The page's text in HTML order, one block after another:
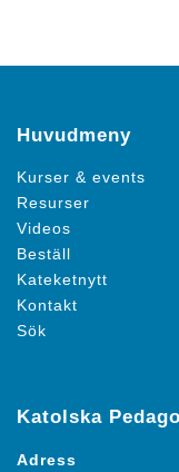
Huvudmeny
Kurser & events
Resurser
Videos
Beställ
Kateketnytt
Kontakt
Sök
Katolska
Adress